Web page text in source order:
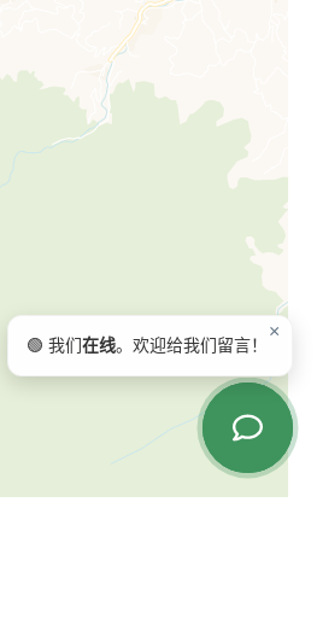
🟢 我们在线。欢迎给我们留言！
×